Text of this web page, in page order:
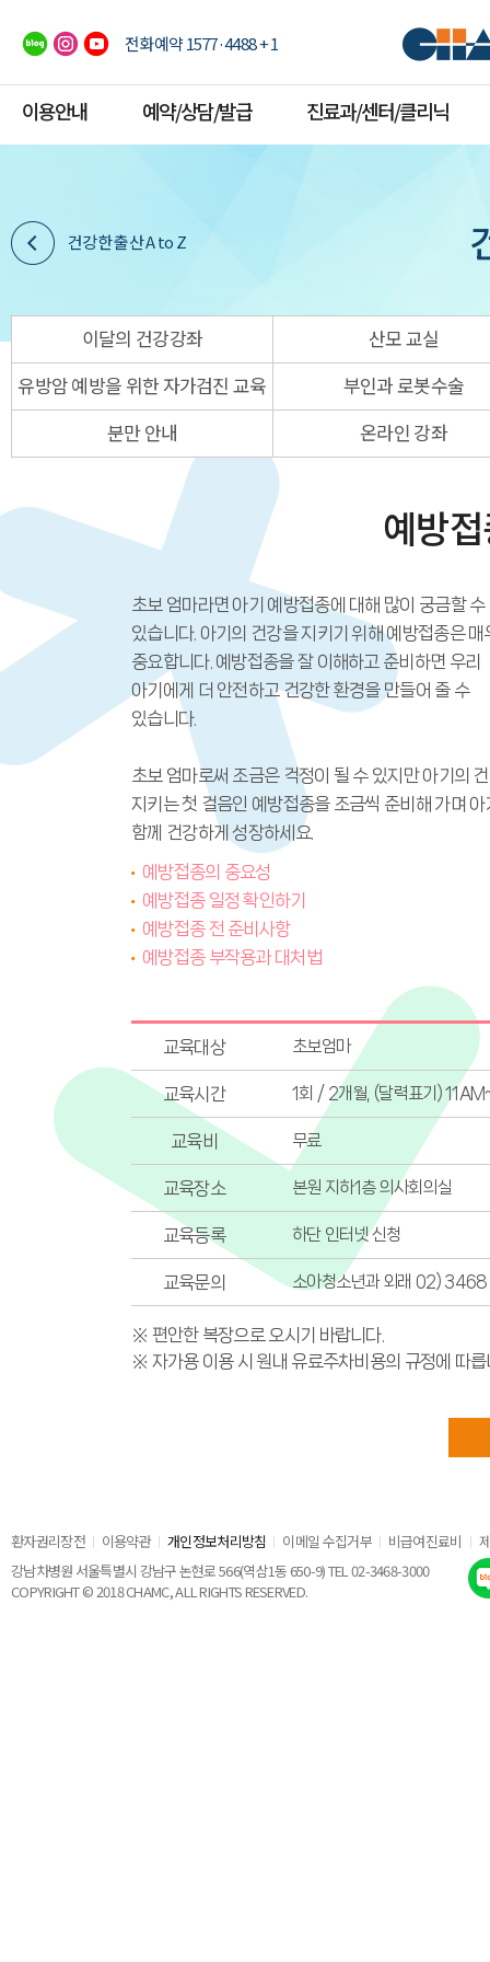
전화예약 1577·4488 + 1
이용안내 예약/상담/발급 진료과/센터/클리닉
건강한 출산 A to Z
이달의 건강강좌
산모 교실
유방암 예방을 위한 자가검진 교육
부인과 로봇수술
분만 안내
온라인 강좌
예방
초보 엄마라면 아기 예방접종에 대해 많이 궁금할 수
있습니다. 아기의 건강을 지키기 위해 예방접종은 매
중요합니다. 예방접종을 잘 이해하고 준비하면 우리
아기에게 더 안전하고 건강한 환경을 만들어 줄 수
있습니다.
초보 엄마로써 조금은 걱정이 될 수 있지만 아기의
지키는 첫 걸음인 예방접종을 조금씩 준비해 가며 아
함께 건강하게 성장하세요.
예방접종의 중요성
예방접종 일정 확인하기
예방접종 전 준비사항
예방접종 부작용과 대처법
교육대상 초보엄마
교육시간 1회 / 2개월, (달력표기)
교육비 무료
교육장소 본원 지하1층 의사회의실
교육등록 하단 인터넷 신청
교육문의 소아청소년과 외래 02)
※ 편안한 복장으로 오시기 바랍니다.
※ 자가용 이용 시 원내 유료주차비용의 규정에 따릅
환자권리장전 이용약관 개인정보처리방침 이메일 수집거부 비급여진료비
강남차병원 서울특별시 강남구 논현로 566(역삼1동 650-9) TEL 02-3468-3000
COPYRIGHT © 2018 CHAMC, ALL RIGHTS RESERVED.